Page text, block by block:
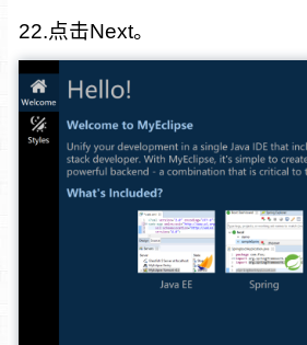
22.点击Next。